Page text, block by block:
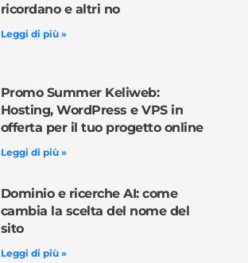
ricordano e altri no
Leggi di più »
Promo Summer Keliweb:
Hosting, WordPress e VPS in
offerta per il tuo progetto online
Leggi di più »
Dominio e ricerche AI: come
cambia la scelta del nome del
sito
Leggi di più »